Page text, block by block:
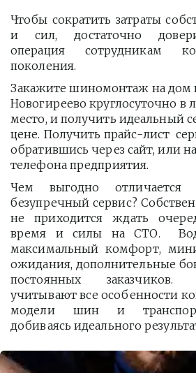
Чтобы сократить затраты
и сил, достаточно
операция сотрудникам
поколения.
Закажите шиномонтаж на дом
Новогиреево круглосуточно в
место, и получить идеальный
цене. Получить прайс-лист
обратившись через сайт, или
телефона предприятия.
Чем выгодно отличается
безупречный сервис?
не приходится ждать
время и силы на СТО.
максимальный комфорт,
ожидания, дополнительные
постоянных
учитывают все особенности
модели шин и
добиваясь идеального